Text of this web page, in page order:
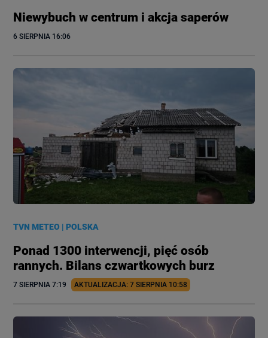
Niewybuch w centrum i akcja saperów
6 SIERPNIA 16:06
TVN METEO |POLSKA
Ponad 1300 interwencji, pięć osób
rannych. Bilans czwartkowych burz
7 SIERPNIA 7:19 AKTUALIZACJA: 7 SIERPNIA 10:58